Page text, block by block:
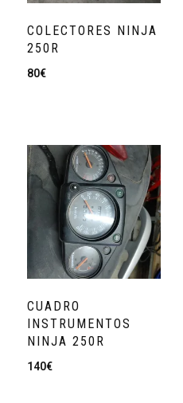
COLECTORES NINJA
250R
80€
CUADRO
INSTRUMENTOS
NINJA 250R
140€